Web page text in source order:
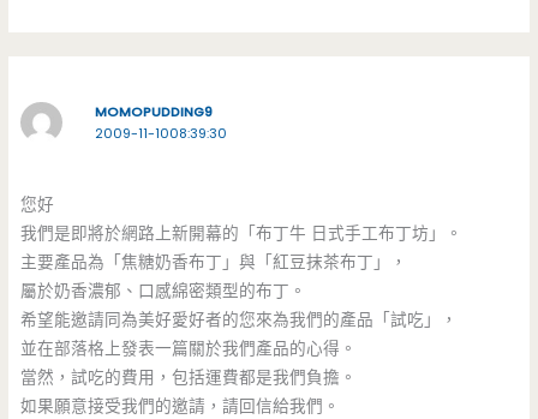
MOMOPUDDING9
2009-11-1008:39:30
您好
我們是即將於網路上新開幕的「布丁牛 日式手工布丁坊」。
主要產品為「焦糖奶香布丁」與「紅豆抹茶布丁」，
屬於奶香濃郁、口感綿密類型的布丁。
希望能邀請同為美好愛好者的您來為我們的產品「試吃」，
並在部落格上發表一篇關於我們產品的心得。
當然，試吃的費用，包括運費都是我們負擔。
如果願意接受我們的邀請，請回信給我們。